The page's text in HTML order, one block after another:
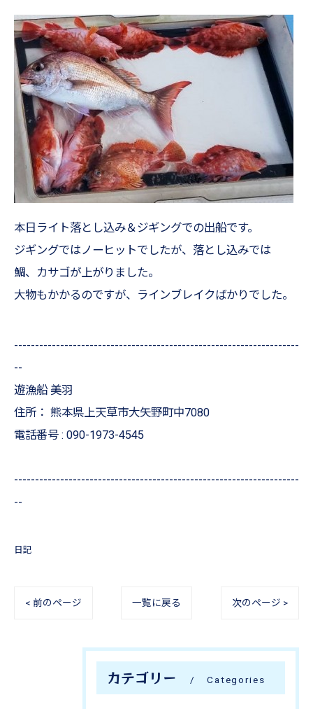
本日ライト落とし込み＆ジギングでの出船です。
ジギングではノーヒットでしたが、落とし込みでは
鯛、カサゴが上がりました。
大物もかかるのですが、ラインブレイクばかりでした。
--------------------------------------------------------------------
--
遊漁船 美羽
住所： 熊本県上天草市大矢野町中7080
電話番号 : 090-1973-4545
--------------------------------------------------------------------
--
日記
< 前のページ 一覧に戻る 次のページ >
カテゴリー Categories